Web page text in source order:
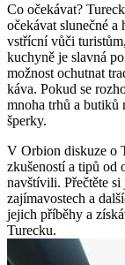
Co očekávat?
očekávat slunečné
vstřícní vůči
kuchyně je slavná
možnost ochutnat
káva. Pokud se
mnoha trhů a butiků
šperky.
V Orbion diskuze o
zkušeností a tipů od
navštívili. Přečtěte si
zajímavostech a
jejich příběhy a
Turecku.